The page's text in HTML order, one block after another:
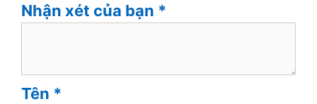
Nhận xét của bạn *
Tên *